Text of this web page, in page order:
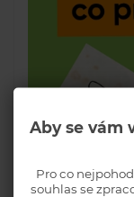
Aby se vám
Pro co
souhlas se